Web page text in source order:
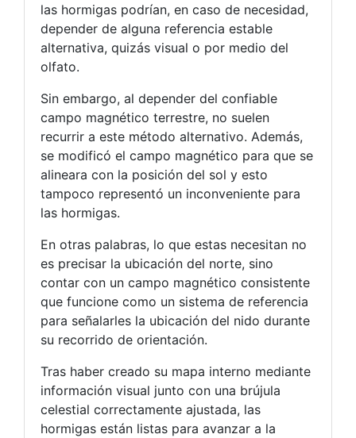
las hormigas podrían, en caso de necesidad,
depender de alguna referencia estable
alternativa, quizás visual o por medio del
olfato.
Sin embargo, al depender del confiable
campo magnético terrestre, no suelen
recurrir a este método alternativo. Además,
se modificó el campo magnético para que se
alineara con la posición del sol y esto
tampoco representó un inconveniente para
las hormigas.
En otras palabras, lo que estas necesitan no
es precisar la ubicación del norte, sino
contar con un campo magnético consistente
que funcione como un sistema de referencia
para señalarles la ubicación del nido durante
su recorrido de orientación.
Tras haber creado su mapa interno mediante
información visual junto con una brújula
celestial correctamente ajustada, las
hormigas están listas para avanzar a la